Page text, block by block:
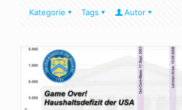
Kategorie Tags Autor